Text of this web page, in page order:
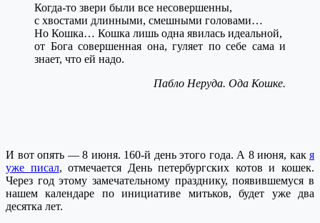
Когда-то звери были все несовершенны,
с хвостами длинными, смешными головами…
Но Кошка… Кошка лишь одна явилась идеальной,
от Бога совершенная она, гуляет по себе сама и
знает, что ей надо.
Пабло Неруда. Ода Кошке.
И вот опять — 8 июня. 160-й день этого года. А 8 июня, как я
уже писал, отмечается День петербургских котов и кошек.
Через год этому замечательному празднику, появившемуся в
нашем календаре по инициативе митько́в, будет уже два
десятка лет.